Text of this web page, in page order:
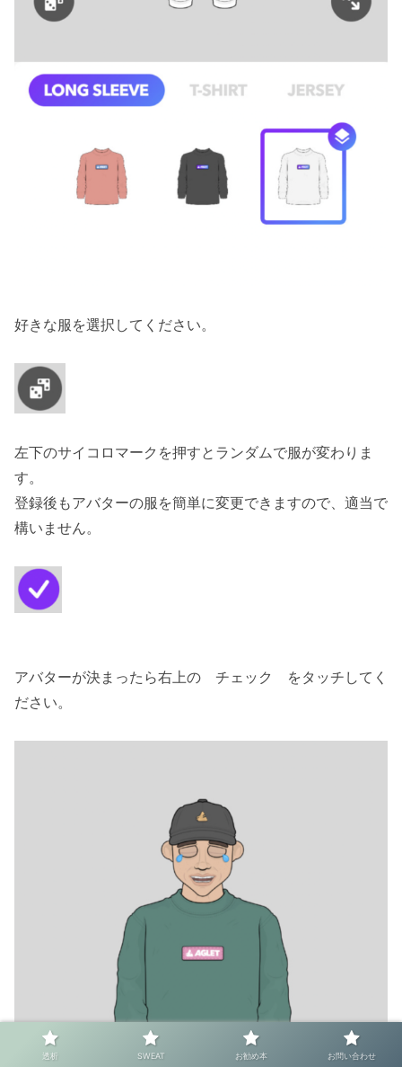
好きな服を選択してください。
左下のサイコロマークを押すとランダムで服が変わりま
す。
登録後もアバターの服を簡単に変更できますので、適当で
構いません。
アバターが決まったら右上の チェック をタッチしてく
ださい。
透析 SWEAT お勧め本 お問い合わせ